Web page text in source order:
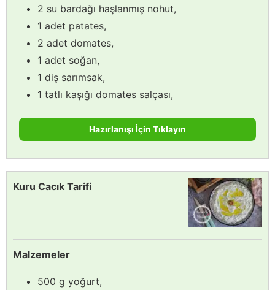
2 su bardağı haşlanmış nohut,
1 adet patates,
2 adet domates,
1 adet soğan,
1 diş sarımsak,
1 tatlı kaşığı domates salçası,
Hazırlanışı İçin Tıklayın
Kuru Cacık Tarifi
Malzemeler
500 g yoğurt,